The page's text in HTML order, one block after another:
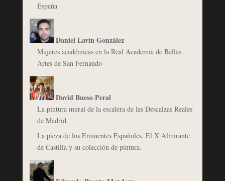
España
Daniel Lavín González
Mujeres académicas en la Real Academia de Bellas
Artes de San Fernando
David Bueso Peral
La pintura mural de la escalera de las Descalzas Reales
de Madrid
La pieza de los Eminentes Españoles. El X Almirante
de Castilla y su colección de pintura.